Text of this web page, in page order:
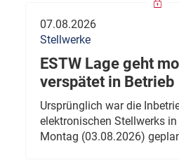
07.08.2026
Stellwerke
ESTW Lage geht
verspätet in Betrieb
Ursprünglich war die
elektronischen Stellwerks
Montag (03.08.2026)